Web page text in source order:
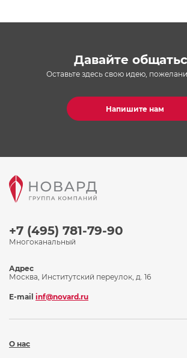
Давайте
Оставьте здесь свою идею,
Напишите нам
+7 (495) 781-79-90
Многоканальный
О нас
Адрес
Москва, Институтский переулок, д. 16
E-mail inf@novard.ru